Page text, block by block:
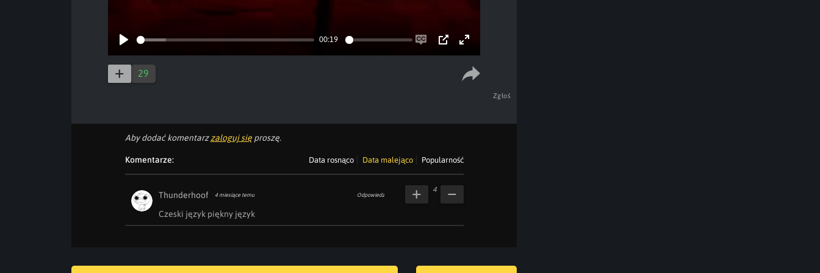
00:19
fullscreen
29
Zgłoś
Aby dodać komentarzzaloguj sięproszę.
Komentarze: Data rosnąco Data malejąco Popularność
Thunderhoof 4 miesiące temu Odpowiedz
Czeski język piękny język
4